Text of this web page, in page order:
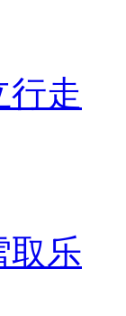
行走
取乐